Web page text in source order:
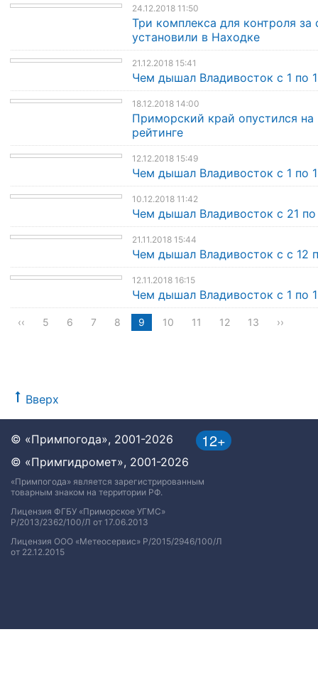
24.12.2018 11:50
Три комплекса для контроля за
установили в Находке
21.12.2018 15:41
Чем дышал Владивосток с 1 по
18.12.2018 14:00
Приморский край опустился
рейтинге
12.12.2018 15:49
Чем дышал Владивосток с 1 по
10.12.2018 11:42
Чем дышал Владивосток с 21 по
21.11.2018 15:44
Чем дышал Владивосток с с 12
12.11.2018 16:15
Чем дышал Владивосток с 1 по
‹‹ 5 6 7 8 9 10 11 12 13 ››
Вверх
12+
© «Примпогода», 2001-2026
© «Примгидромет», 2001-2026
«Примпогода» является зарегистрированным
товарным знаком на территории РФ.
Лицензия ФГБУ «Приморское УГМС»
Р/2013/2362/100/Л от 17.06.2013
Лицензия ООО «Метеосервис» Р/2015/2946/100/Л
от 22.12.2015